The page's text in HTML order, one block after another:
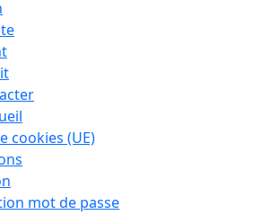
cookies (UE)
mot de passe